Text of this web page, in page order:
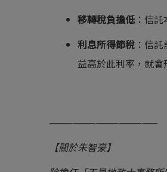
移轉稅負擔低：信託
利息所得節稅 ：信
益高於此利率，就
——————————————
【關於朱智豪】